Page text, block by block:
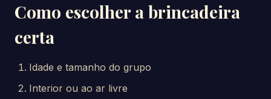
Como escolher a brincadeira
certa
Idade e tamanho do grupo
Interior ou ao ar livre